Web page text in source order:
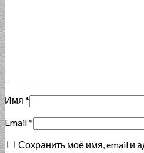
Имя *
Email*
Сохранить моё имя, email и